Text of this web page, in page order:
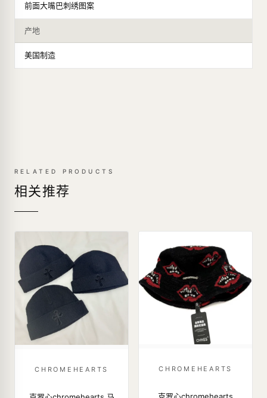
前面大嘴巴刺绣图案
产地
美国制造
RELATED PRODUCTS
相关推荐
CHROMEHEARTS CHROMEHEARTS